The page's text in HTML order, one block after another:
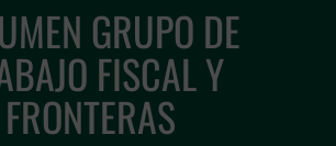
GRUPO DE
FISCAL Y
FRONTERAS